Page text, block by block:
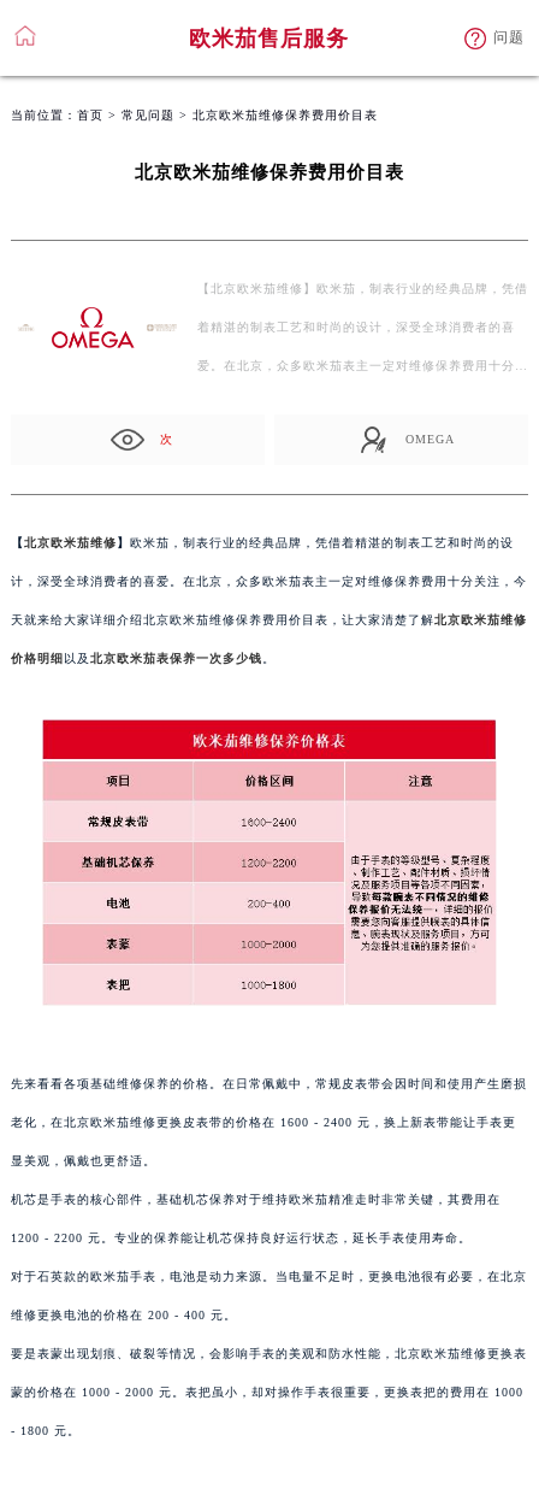
欧米茄售后服务 问题
当前位置： 首页 > 常见问题 > 北京欧米茄维修保养费用价目表
北京欧米茄维修保养费用价目表
【北京欧米茄维修】欧米茄，制表行业的经典品牌，凭借
着精湛的制表工艺和时尚的设计，深受全球消费者的喜
爱。在北京，众多欧米茄表主一定对维修保养费用十分关
次 OMEGA
【北京欧米茄维修】 欧米茄，制表行业的经典品牌，凭借着精湛的制表工艺和时尚的设
计，深受全球消费者的喜爱。在北京，众多欧米茄表主一定对维修保养费用十分关注，今
天就来给大家详细介绍北京欧米茄维修保养费用价目表，让大家清楚了解北京欧米茄维修
价格明细 以及 北京欧米茄表保养一次多少钱
先来看看各项基础维修保养的价格。在日常佩戴中，常规皮表带会因时间和使用产生磨损
老化，在北京欧米茄维修更换皮表带的价格在 1600 - 2400 元，换上新表带能让手表更
显美观，佩戴也更舒适。
机芯是手表的核心部件，基础机芯保养对于维持欧米茄精准走时非常关键，其费用在
1200 - 2200 元。专业的保养能让机芯保持良好运行状态，延长手表使用寿命。
对于石英款的欧米茄手表，电池是动力来源。当电量不足时，更换电池很有必要，在北京
维修更换电池的价格在 200 - 400 元。
要是表蒙出现划痕、破裂等情况，会影响手表的美观和防水性能，北京欧米茄维修更换表
蒙的价格在 1000 - 2000 元。表把虽小，却对操作手表很重要，更换表把的费用在 1000
- 1800 元。